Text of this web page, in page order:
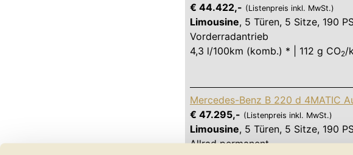
€ 44.422,- (Listenpreis inkl. MwSt.)
Limousine, 5 Türen, 5 Sitze, 190
Vorderradantrieb
4,3 l/100km (komb.) * | 112 g CO2/
Mercedes-Benz B 220 d 4MATIC
€ 47.295,- (Listenpreis inkl. MwSt.)
Limousine, 5 Türen, 5 Sitze, 190
Allrad permanent